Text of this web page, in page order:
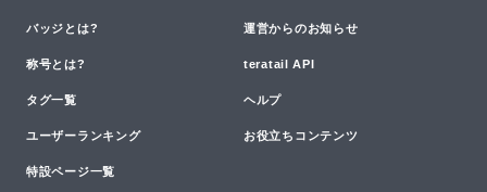
バッジとは? 運営からのお知らせ
称号とは? teratail API
タグ一覧 ヘルプ
ユーザーランキング お役立ちコンテンツ
特設ページ一覧